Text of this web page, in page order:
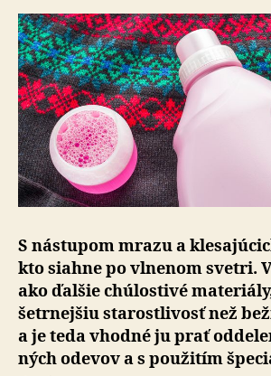
S nástupom mrazu a
kto siahne po vl­ne­nom svetri.
ako ďalšie chú­los­tivé
šetrnejšiu sta­rostli­vosť než
a je teda vhodné ju prať
ných odevov a s po­u­ži­tím